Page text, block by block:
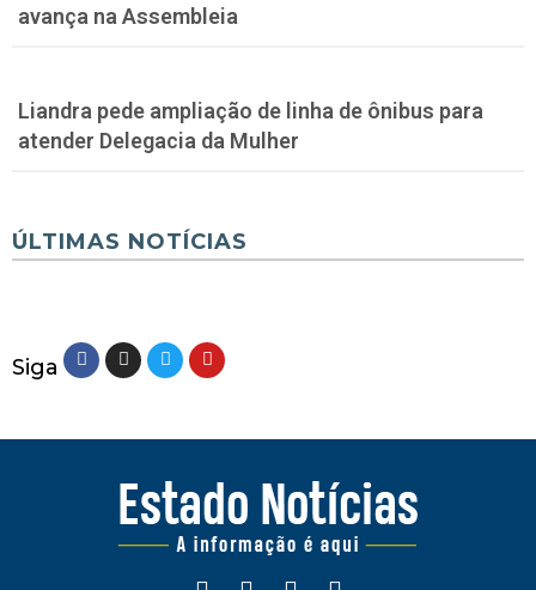
avança na Assembleia
Liandra pede ampliação de linha de ônibus para
atender Delegacia da Mulher
ÚLTIMAS NOTÍCIAS
Siga